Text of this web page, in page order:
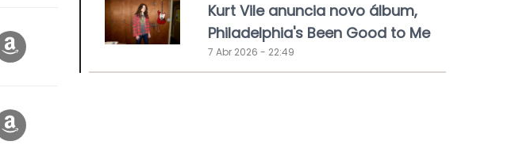
Kurt Vile anuncia novo álbum,
Philadelphia's Been Good to Me
7 Abr 2026 - 22:49